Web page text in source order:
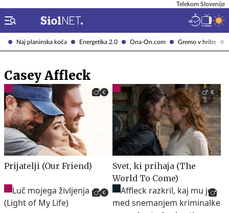
Naj planinska koča Energetika 2.0 Ona-On.com Gremo v hribe
Telekom Slovenije
Casey Affleck
Prijatelji (Our Friend)
Svet, ki prihaja (The
World To Come)